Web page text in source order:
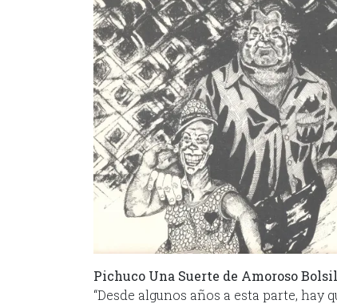
Pichuco Una Suerte de Amoroso
“Desde algunos años a esta parte,